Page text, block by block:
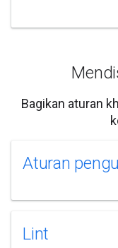
Bagikan aturan
Aturan
Lint